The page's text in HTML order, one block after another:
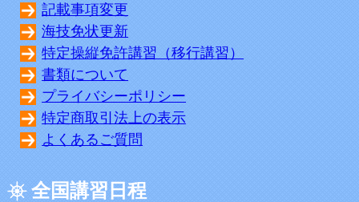
記載事項変更
海技免状更新
特定操縦免許講習（移行講習）
書類について
プライバシーポリシー
特定商取引法上の表示
よくあるご質問
全国講習日程